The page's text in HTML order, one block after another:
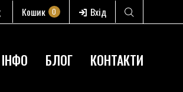
Кошик 0 Вхід
ІНФО БЛОГ КОНТАКТИ